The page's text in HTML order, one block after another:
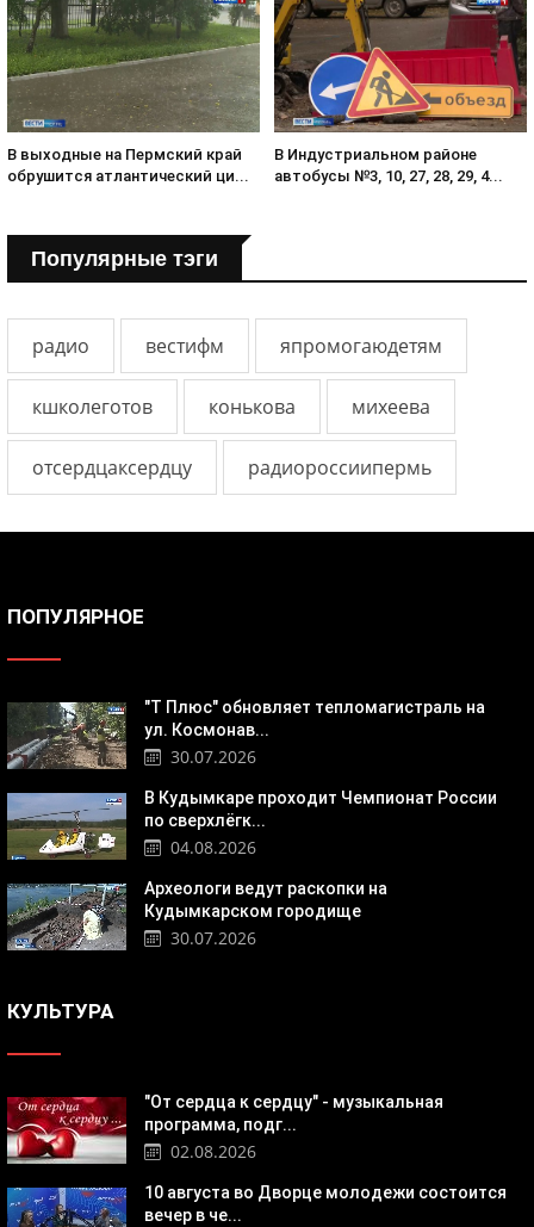
В выходные на Пермский край
обрушится атлантический ци...
В Индустриальном районе
автобусы №3, 10, 27, 28, 29, 4...
Популярные тэги
радио вестифм япромогаюдетям
кшколеготов конькова михеева
отсердцаксердцу радиороссиипермь
ПОПУЛЯРНОЕ
"Т Плюс" обновляет тепломагистраль на
ул. Космонав...
30.07.2026
В Кудымкаре проходит Чемпионат России
по сверхлёгк...
04.08.2026
Археологи ведут раскопки на
Кудымкарском городище
30.07.2026
КУЛЬТУРА
"От сердца к сердцу" - музыкальная
программа, подг...
02.08.2026
10 августа во Дворце молодежи состоится
вечер в че...